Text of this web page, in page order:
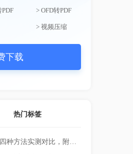
> OFD转PDF
> 视频压缩
下载
热门标签
图片如何转换pdf文件？四种方法实测对比，附各场景最优选！